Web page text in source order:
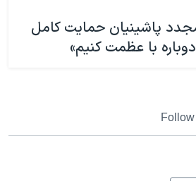
پاشینیان حمایت کامل
با عظمت کنیم»